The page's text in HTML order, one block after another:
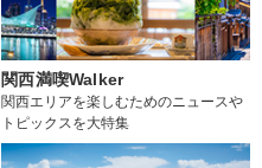
関西満喫Walker
関西エリアを楽しむためのニュースや
トピックスを大特集